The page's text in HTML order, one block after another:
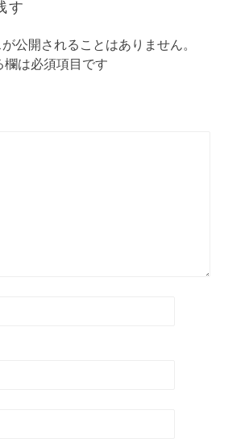
す
公開されることはありません。
欄は必須項目です